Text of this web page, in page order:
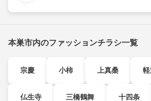
本巣市内のファッションチラシ一覧
宗慶 小柿 上真桑
仏生寺 三橋鶴舞 十四条